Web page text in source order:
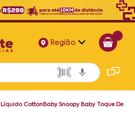
Região
Alagoas
Bahia
Líquido CottonBaby Snoopy Baby Toque De